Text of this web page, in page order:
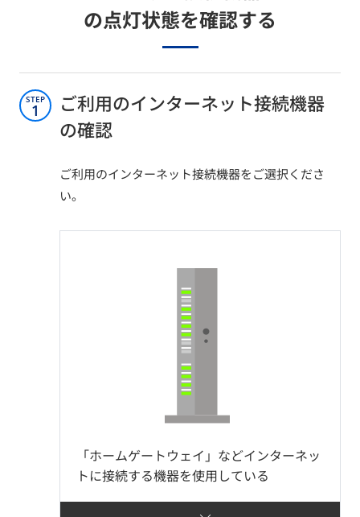
の点灯状態を確認する​
STEP
1
ご利用のインターネット接続機器
の確認​​
ご利用のインターネット接続機器をご選択くださ
い。
「ホームゲートウェイ」などインターネッ
トに接続する機器を使用している